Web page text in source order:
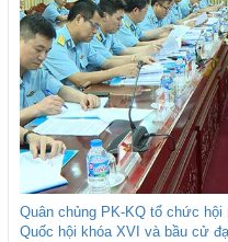
Quân chủng PK-KQ tổ chức
Quốc hội khóa XVI và bầu cử